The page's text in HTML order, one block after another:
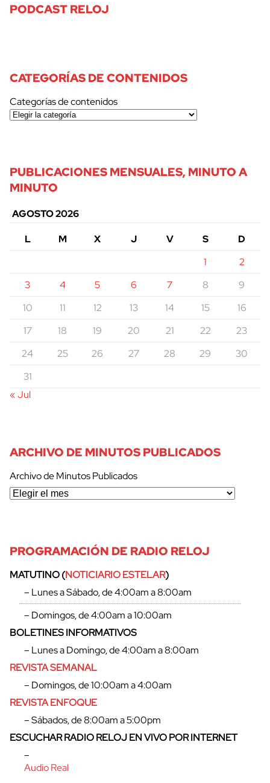
PODCAST RELOJ
CATEGORÍAS DE CONTENIDOS
Categorías de contenidos
PUBLICACIONES MENSUALES, MINUTO A
MINUTO
AGOSTO 2026
L
M X J V S
D
1
2
3
4 5 6 7 8
9
10
11 12 13 14 15
16
17
18 19 20 21 22
23
24
25 26 27 28 29
30
31
« Jul
ARCHIVO DE MINUTOS PUBLICADOS
Archivo de Minutos Publicados
PROGRAMACIÓN DE RADIO RELOJ
MATUTINO (NOTICIARIO ESTELAR)
– Lunes a Sábado, de 4:00am a 8:00am
– Domingos, de 4:00am a 10:00am
BOLETINES INFORMATIVOS
– Lunes a Domingo, de 4:00am a 8:00am
REVISTA SEMANAL
– Domingos, de 10:00am a 4:00am
REVISTA ENFOQUE
– Sábados, de 8:00am a 5:00pm
ESCUCHAR RADIO RELOJ EN VIVO POR INTERNET
–
Audio Real